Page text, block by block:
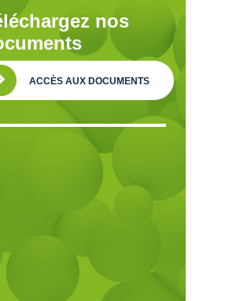
nos
ACCÈS AUX DOCUMENTS